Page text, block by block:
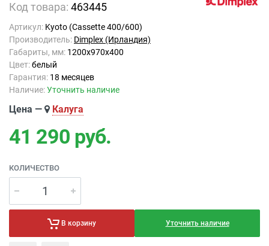
Код товара: 463445
Артикул: Kyoto (Cassette 400/600)
Производитель: Dimplex (Ирландия)
Габариты, мм: 1200х970х400
Цвет:белый
Гарантия: 18 месяцев
Наличие:Уточнить наличие
Цена — Калуга
41 290 руб.
КОЛИЧЕСТВО
В корзину Уточнить наличие